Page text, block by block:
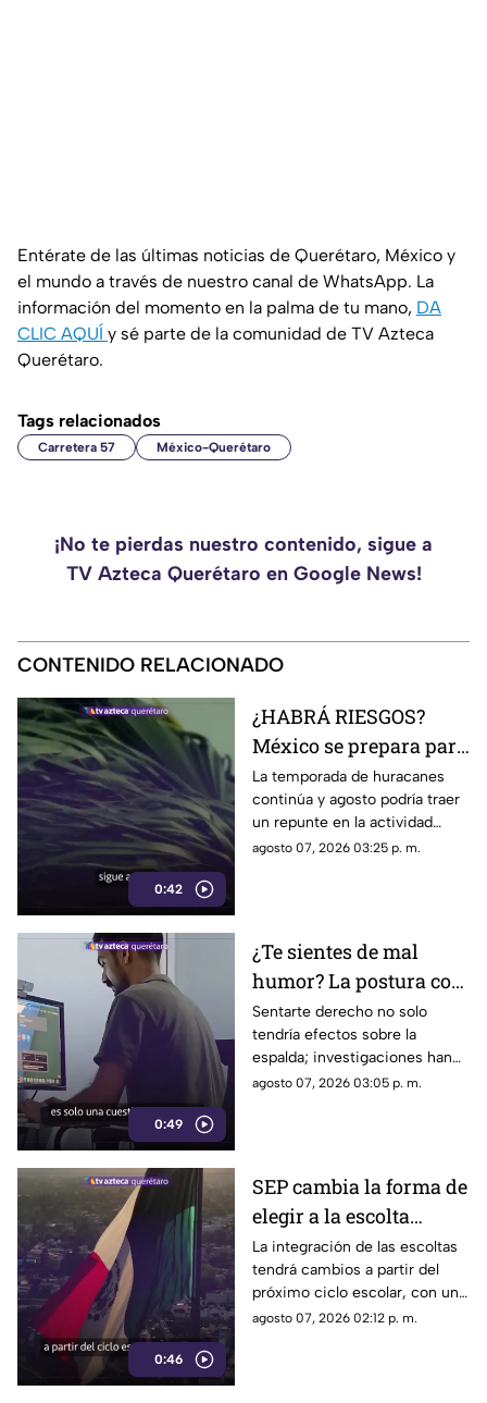
Entérate de las últimas noticias de Querétaro, México y
el mundo a través de nuestro canal de WhatsApp. La
información del momento en la palma de tu mano, DA
CLIC AQUÍ y sé parte de la comunidad de TV Azteca
Querétaro.
Tags relacionados
Carretera 57 México-Querétaro
¡No te pierdas nuestro contenido, sigue a
TV Azteca Querétaro en Google News!
CONTENIDO RELACIONADO
0:42
¿HABRÁ RIESGOS?
México se prepara para
otro posible ciclón
tropical; esta sería la
fecha
La temporada de huracanes
continúa y agosto podría traer
un repunte en la actividad
tropical; estos son los
agosto 07, 2026 03:25 p. m.
0:49
¿Te sientes de mal
humor? La postura con
la que pasas el día
podría influir
Sentarte derecho no solo
tendría efectos sobre la
espalda; investigaciones han
encontrado una posible
agosto 07, 2026 03:05 p. m.
0:46
SEP cambia la forma de
elegir a la escolta
escolar para el ciclo
2026-2027
La integración de las escoltas
tendrá cambios a partir del
próximo ciclo escolar, con un
modelo que busca ampliar la
agosto 07, 2026 02:12 p. m.